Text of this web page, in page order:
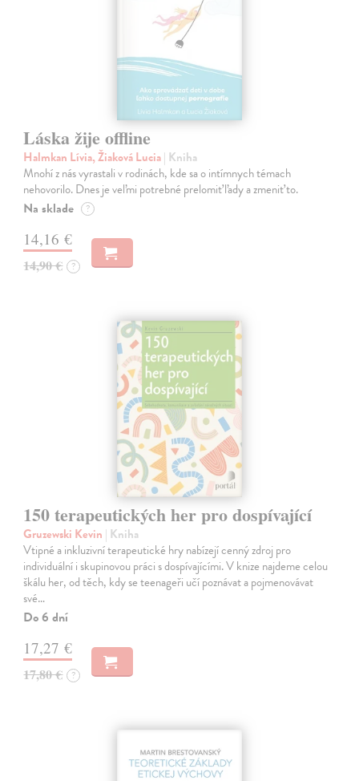
Láska žije offline
Halmkan Lívia, Žiaková Lucia| Kniha
Mnohí z nás vyrastali v rodinách, kde sa o intímnych témach
nehovorilo. Dnes je veľmi potrebné prelomiť ľady a zmeniť to.
Na sklade ?
14,16 €
14,90 € ?
150 terapeutických her pro dospívající
Gruzewski Kevin | Kniha
Vtipné a inkluzivní terapeutické hry nabízejí cenný zdroj pro
individuální i skupinovou práci s dospívajícími. V knize najdeme celou
škálu her, od těch, kdy se teenageři učí poznávat a pojmenovávat
své…
Do 6 dní
17,27 €
17,80 € ?